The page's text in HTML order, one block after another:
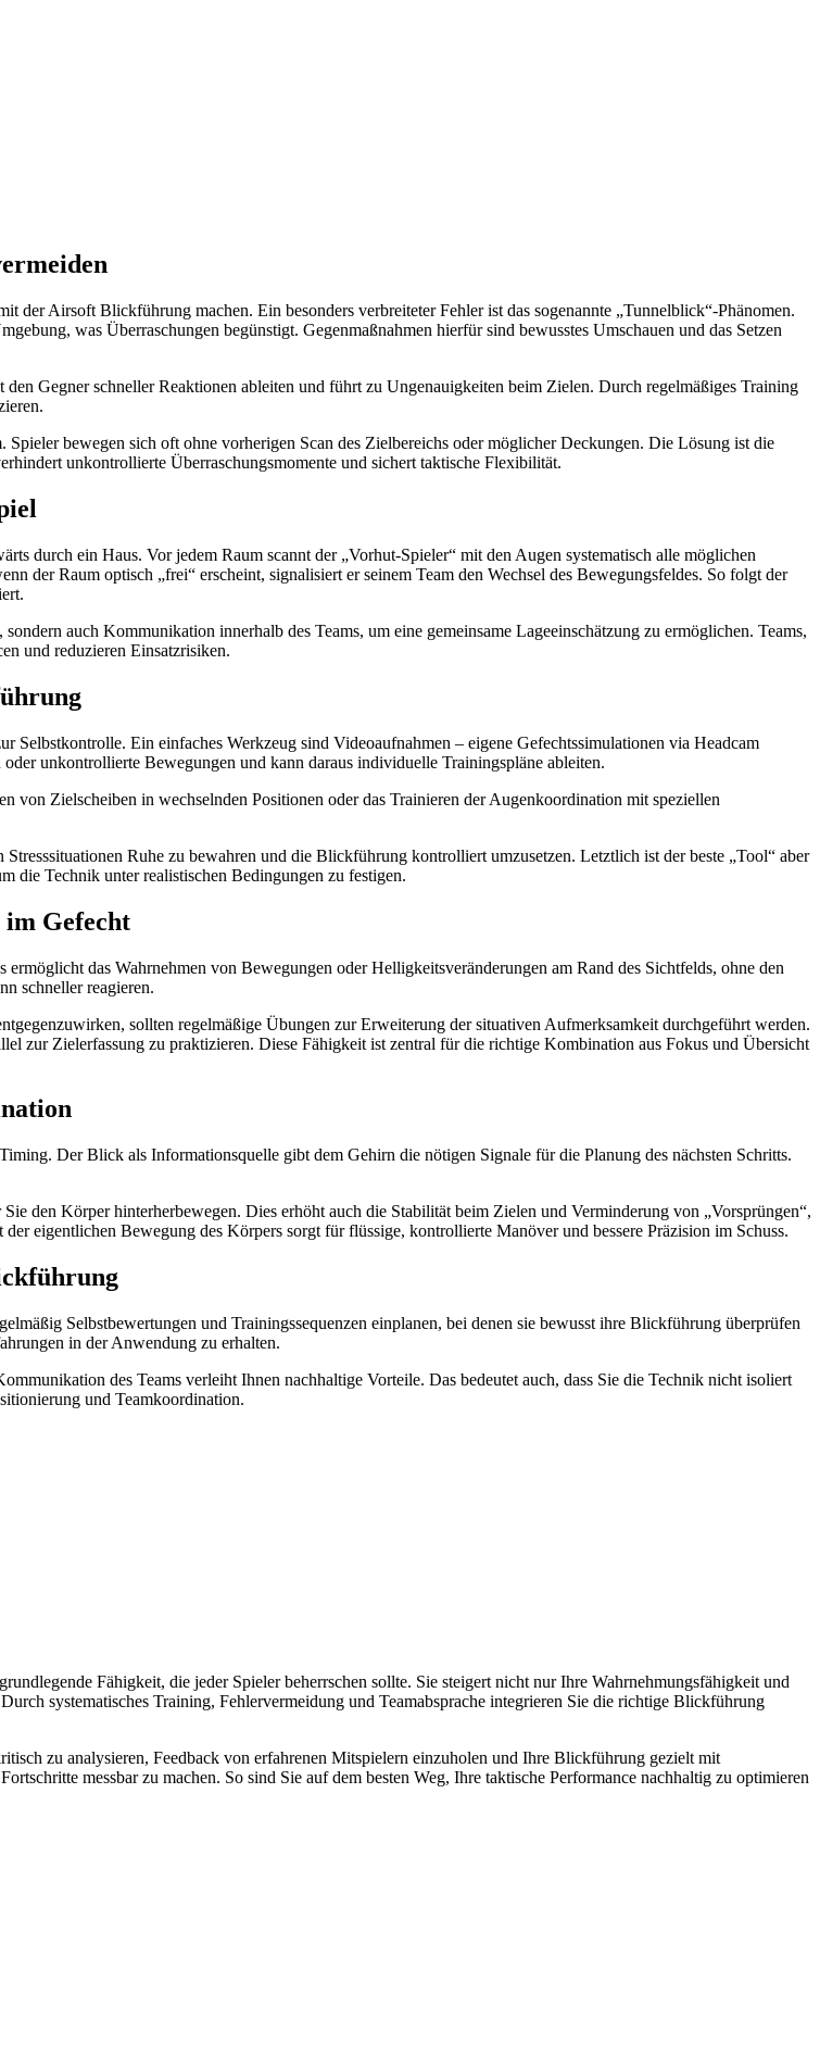
der Airsoft Blickführung machen. Ein besonders verbreiteter Fehler ist das sogenannte „Tunnelblick“-Phänomen.
was Überraschungen begünstigt. Gegenmaßnahmen hierfür sind bewusstes Umschauen und das Setzen
Gegner schneller Reaktionen ableiten und führt zu Ungenauigkeiten beim Zielen. Durch regelmäßiges Training
bewegen sich oft ohne vorherigen Scan des Zielbereichs oder möglicher Deckungen. Die Lösung ist die
unkontrollierte Überraschungsmomente und sichert taktische Flexibilität.
durch ein Haus. Vor jedem Raum scannt der „Vorhut-Spieler“ mit den Augen systematisch alle möglichen
der Raum optisch „frei“ erscheint, signalisiert er seinem Team den Wechsel des Bewegungsfeldes. So folgt der
auch Kommunikation innerhalb des Teams, um eine gemeinsame Lageeinschätzung zu ermöglichen. Teams,
und reduzieren Einsatzrisiken.
Ein einfaches Werkzeug sind Videoaufnahmen – eigene Gefechtssimulationen via Headcam
unkontrollierte Bewegungen und kann daraus individuelle Trainingspläne ableiten.
von Zielscheiben in wechselnden Positionen oder das Trainieren der Augenkoordination mit speziellen
Ruhe zu bewahren und die Blickführung kontrolliert umzusetzen. Letztlich ist der beste „Tool“ aber
die Technik unter realistischen Bedingungen zu festigen.
Gefecht
das Wahrnehmen von Bewegungen oder Helligkeitsveränderungen am Rand des Sichtfelds, ohne den
schneller reagieren.
sollten regelmäßige Übungen zur Erweiterung der situativen Aufmerksamkeit durchgeführt werden.
zur Zielerfassung zu praktizieren. Diese Fähigkeit ist zentral für die richtige Kombination aus Fokus und Übersicht
Der Blick als Informationsquelle gibt dem Gehirn die nötigen Signale für die Planung des nächsten Schritts.
den Körper hinterherbewegen. Dies erhöht auch die Stabilität beim Zielen und Verminderung von „Vorsprüngen“,
eigentlichen Bewegung des Körpers sorgt für flüssige, kontrollierte Manöver und bessere Präzision im Schuss.
Selbstbewertungen und Trainingssequenzen einplanen, bei denen sie bewusst ihre Blickführung überprüfen
in der Anwendung zu erhalten.
des Teams verleiht Ihnen nachhaltige Vorteile. Das bedeutet auch, dass Sie die Technik nicht isoliert
und Teamkoordination.
Fähigkeit, die jeder Spieler beherrschen sollte. Sie steigert nicht nur Ihre Wahrnehmungsfähigkeit und
systematisches Training, Fehlervermeidung und Teamabsprache integrieren Sie die richtige Blickführung
zu analysieren, Feedback von erfahrenen Mitspielern einzuholen und Ihre Blickführung gezielt mit
messbar zu machen. So sind Sie auf dem besten Weg, Ihre taktische Performance nachhaltig zu optimieren